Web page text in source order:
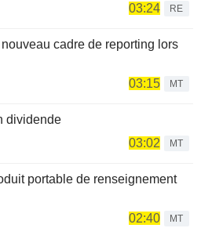
03:24
RE
cadre de reporting lors
03:15
MT
dividende
03:02
MT
portable de renseignement
02:40
MT